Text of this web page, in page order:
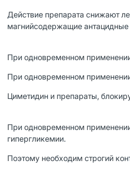
Действие препарата снижают
магнийсодержащие
При одновременном
При одновременном
Циметидин и препараты,
При одновременном
гипергликемии.
Поэтому необходим строгий